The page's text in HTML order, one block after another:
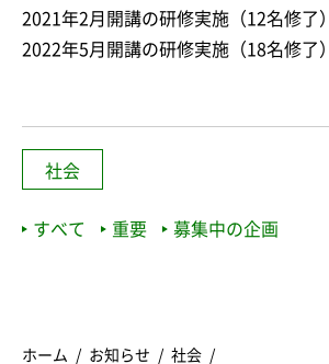
2021年2月開講の研修実施（12名修了）
2022年5月開講の研修実施（18名修了）
社会
すべて 重要 募集中の企画
ホーム お知らせ
社会